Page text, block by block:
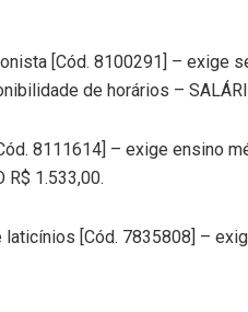
[Cód. 8100291] – exige
de horários –
8111614] – exige ensino
1.533,00.
[Cód. 7835808] –